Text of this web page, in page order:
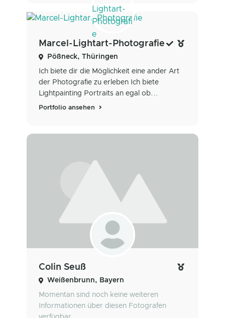
Marcel-Lightart-Photografie
Pößneck, Thüringen
Ich biete dir die Möglichkeit eine ander Art
der Photografie zu erleben Ich biete
Lightpainting Portraits an egal ob...
Portfolio ansehen
Colin Seuß
Weißenbrunn, Bayern
Momentan sind noch keine weiteren
Informationen über diesen Fotografen